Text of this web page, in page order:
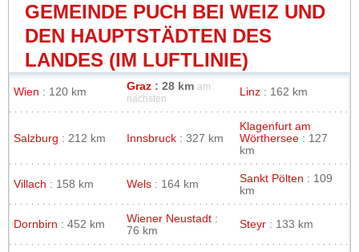
GEMEINDE PUCH BEI WEIZ UND
DEN HAUPTSTÄDTEN DES
LANDES (IM LUFTLINIE)
Wien : 120 km Graz : 28 km am
nächsten
Linz : 162 km
Salzburg : 212 km Innsbruck : 327 km
Klagenfurt am
Wörthersee : 127
km
Villach : 158 km Wels : 164 km Sankt Pölten : 109
km
Dornbirn : 452 km Wiener Neustadt :
76 km
Steyr : 133 km